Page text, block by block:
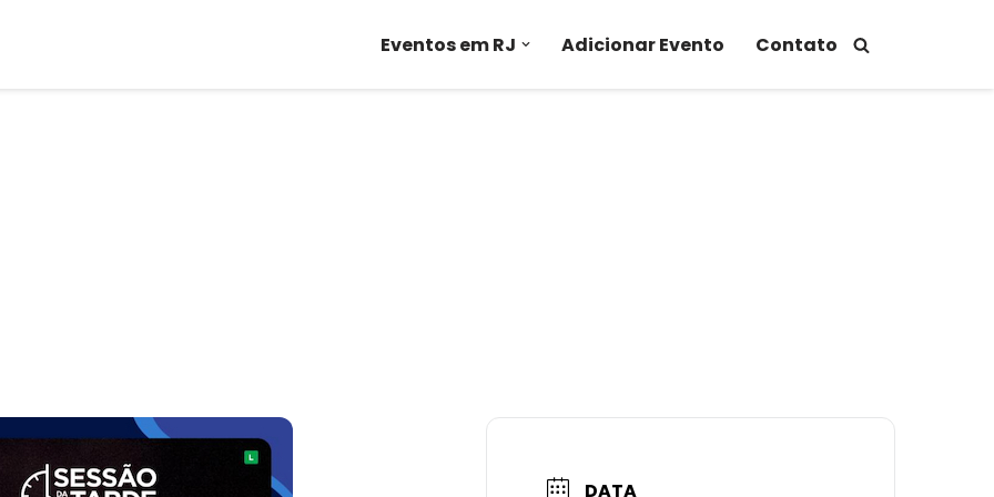
Eventos em RJ Adicionar Evento Contato
DATA